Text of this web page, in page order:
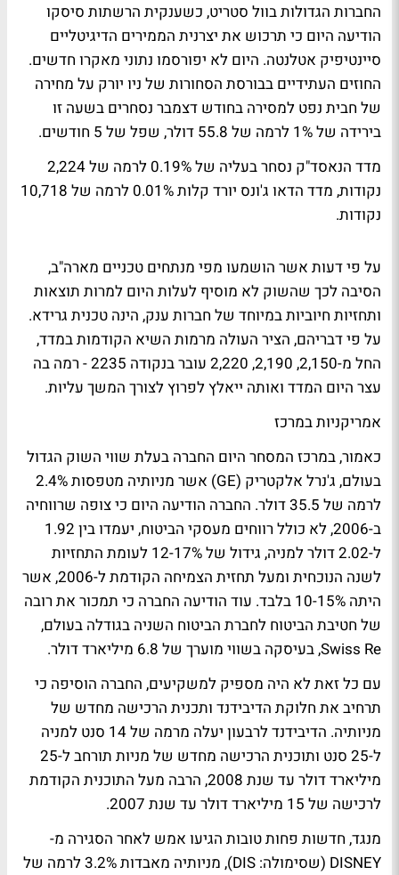
החברות הגדולות בוול סטריט, כשענקית הרשתות סיסקו
הודיעה היום כי תרכוש את יצרנית הממירים הדיגיטליים
סיינטיפיק אטלנטה. היום לא יפורסמו נתוני מאקרו חדשים.
החוזים העתידיים בבורסת הסחורות של ניו יורק על מחירה
של חבית נפט למסירה בחודש דצמבר נסחרים בשעה זו
בירידה של 1% לרמה של 55.8 דולר, שפל של 5 חודשים.
מדד הנאסד"ק נסחר בעליה של 0.19% לרמה של 2,224
נקודות, מדד הדאו ג'ונס יורד קלות 0.01% לרמה של 10,718
נקודות.
על פי דעות אשר הושמעו מפי מנתחים טכניים מארה"ב,
הסיבה לכך שהשוק לא מוסיף לעלות היום למרות תוצאות
ותחזיות חיוביות במיוחד של חברות ענק, הינה טכנית גרידא.
על פי דבריהם, הציר העולה מרמות השיא הקודמות במדד,
החל מ-2,150, 2,190, 2,220 עובר בנקודה 2235 - רמה בה
עצר היום המדד ואותה ייאלץ לפרוץ לצורך המשך עליות.
אמריקניות במרכז
כאמור, במרכז המסחר היום החברה בעלת שווי השוק הגדול
בעולם, ג'נרל אלקטריק (GE) אשר מניותיה מטפסות 2.4%
לרמה של 35.5 דולר. החברה הודיעה היום כי צופה שרווחיה
ב-2006, לא כולל רווחים מעסקי הביטוח, יעמדו בין 1.92
ל-2.02 דולר למניה, גידול של 12-17% לעומת התחזיות
לשנה הנוכחית ומעל תחזית הצמיחה הקודמת ל-2006, אשר
היתה 10-15% בלבד. עוד הודיעה החברה כי תמכור את רובה
של חטיבת הביטוח לחברת הביטוח השניה בגודלה בעולם,
Swiss Re, בעיסקה בשווי מוערך של 6.8 מיליארד דולר.
עם כל זאת לא היה מספיק למשקיעים, החברה הוסיפה כי
תרחיב את חלוקת הדיבידנד ותכנית הרכישה מחדש של
מניותיה. הדיבידנד לרבעון יעלה מרמה של 14 סנט למניה
ל-25 סנט ותוכנית הרכישה מחדש של מניות תורחב ל-25
מיליארד דולר עד שנת 2008, הרבה מעל התוכנית הקודמת
לרכישה של 15 מיליארד דולר עד שנת 2007.
מנגד, חדשות פחות טובות הגיעו אמש לאחר הסגירה מ-
DISNEY (שסימולה: DIS), מניותיה מאבדות 3.2% לרמה של